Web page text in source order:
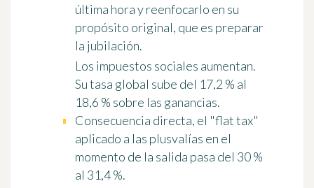
última hora y reenfocarlo en su
propósito original, que es preparar
la jubilación.
Los impuestos sociales aumentan.
Su tasa global sube del 17,2 % al
18,6 % sobre las ganancias.
Consecuencia directa, el "flat tax"
aplicado a las plusvalías en el
momento de la salida pasa del 30 %
al 31,4 %.